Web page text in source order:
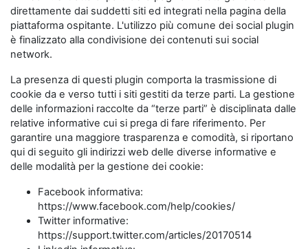
direttamente dai suddetti siti ed integrati nella pagina della
piattaforma ospitante. L'utilizzo più comune dei social plugin
è finalizzato alla condivisione dei contenuti sui social
network.
La presenza di questi plugin comporta la trasmissione di
cookie da e verso tutti i siti gestiti da terze parti. La gestione
delle informazioni raccolte da “terze parti” è disciplinata dalle
relative informative cui si prega di fare riferimento. Per
garantire una maggiore trasparenza e comodità, si riportano
qui di seguito gli indirizzi web delle diverse informative e
delle modalità per la gestione dei cookie:
Facebook informativa:
https://www.facebook.com/help/cookies/
Twitter informative:
https://support.twitter.com/articles/20170514